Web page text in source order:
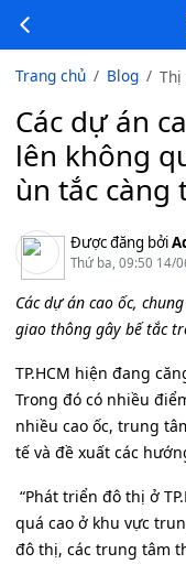
Trang chủ Blog Thị
Các dự án
lên không
ùn tắc càng
Được đăng bởi
Thứ ba, 09:50 14/
Các dự án cao ốc,
giao thông gây bế tắc
TP.HCM hiện đang
Trong đó có nhiều
nhiều cao ốc, trung
tế và đề xuất các
“Phát triển đô thị ở
quá cao ở khu vực
đô thị, các trung tâm